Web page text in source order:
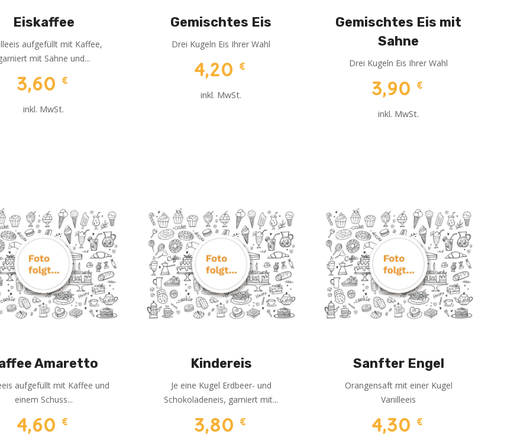
Eiskaffee
aufgefüllt mit Kaffee,
mit Sahne und...
3,60 €
inkl. MwSt.
Gemischtes Eis
Drei Kugeln Eis Ihrer Wahl
4,20 €
inkl. MwSt.
Gemischtes Eis mit
Sahne
Drei Kugeln Eis Ihrer Wahl
3,90 €
inkl. MwSt.
Amaretto
aufgefüllt mit Kaffee und
einem Schuss...
4,60 €
Kindereis
Je eine Kugel Erdbeer- und
Schokoladeneis, garniert mit...
3,80 €
Sanfter Engel
Orangensaft mit einer Kugel
Vanilleeis
4,30 €